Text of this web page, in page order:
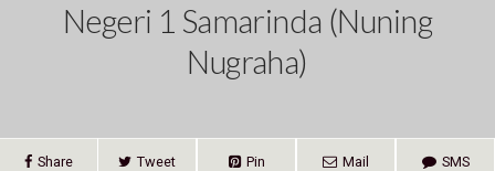
Negeri 1 Samarinda (Nuning
Nugraha)
Share Tweet Pin Mail SMS